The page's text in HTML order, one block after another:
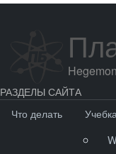
РАЗДЕЛЫ САЙТА
Что делать
Учебка